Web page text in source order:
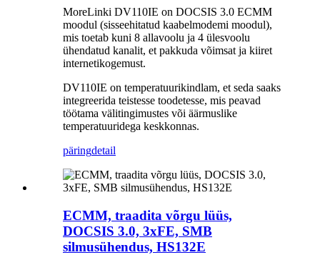
MoreLinki DV110IE on DOCSIS 3.0 ECMM
moodul (sisseehitatud kaabelmodemi moodul),
mis toetab kuni 8 allavoolu ja 4 ülesvoolu
ühendatud kanalit, et pakkuda võimsat ja kiiret
internetikogemust.
DV110IE on temperatuurikindlam, et seda saaks
integreerida teistesse toodetesse, mis peavad
töötama välitingimustes või äärmuslike
temperatuuridega keskkonnas.
päringdetail
ECMM, traadita võrgu lüüs,
DOCSIS 3.0, 3xFE, SMB
silmusühendus, HS132E